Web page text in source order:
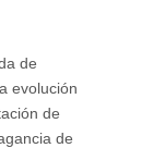
de
evolución
de
de